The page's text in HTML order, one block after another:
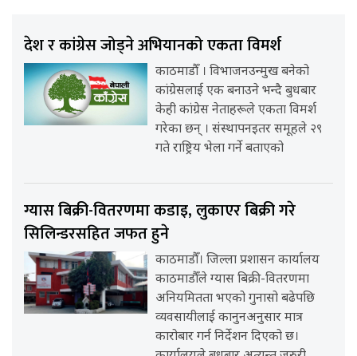
देश र कांग्रेस जोड्ने अभियानको एकता विमर्श
काठमाडौँ । विभाजनउन्मुख बनेको
कांग्रेसलाई एक बनाउने भन्दै बुधबार
केही कांग्रेस नेताहरूले एकता विमर्श
गरेका छन् । संस्थापनइतर समूहले २९
गते राष्ट्रिय भेला गर्ने बताएको
ग्यास बिक्री-वितरणमा कडाइ, लुकाएर बिक्री गरे
सिलिन्डरसहित जफत हुने
काठमाडौँ। जिल्ला प्रशासन कार्यालय
काठमाडौँले ग्यास बिक्री-वितरणमा
अनियमितता भएको गुनासो बढेपछि
व्यवसायीलाई कानुनअनुसार मात्र
कारोबार गर्न निर्देशन दिएको छ।